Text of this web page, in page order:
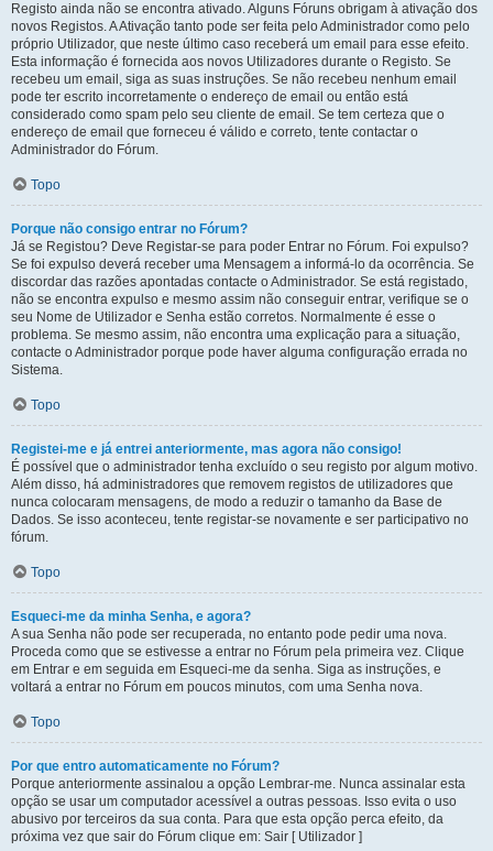
Registo ainda não se encontra ativado. Alguns Fóruns obrigam à ativação dos
novos Registos. A Ativação tanto pode ser feita pelo Administrador como pelo
próprio Utilizador, que neste último caso receberá um email para esse efeito.
Esta informação é fornecida aos novos Utilizadores durante o Registo. Se
recebeu um email, siga as suas instruções. Se não recebeu nenhum email
pode ter escrito incorretamente o endereço de email ou então está
considerado como spam pelo seu cliente de email. Se tem certeza que o
endereço de email que forneceu é válido e correto, tente contactar o
Administrador do Fórum.
Topo
Porque não consigo entrar no Fórum?
Já se Registou? Deve Registar-se para poder Entrar no Fórum. Foi expulso?
Se foi expulso deverá receber uma Mensagem a informá-lo da ocorrência. Se
discordar das razões apontadas contacte o Administrador. Se está registado,
não se encontra expulso e mesmo assim não conseguir entrar, verifique se o
seu Nome de Utilizador e Senha estão corretos. Normalmente é esse o
problema. Se mesmo assim, não encontra uma explicação para a situação,
contacte o Administrador porque pode haver alguma configuração errada no
Sistema.
Topo
Registei-me e já entrei anteriormente, mas agora não consigo!
É possível que o administrador tenha excluído o seu registo por algum motivo.
Além disso, há administradores que removem registos de utilizadores que
nunca colocaram mensagens, de modo a reduzir o tamanho da Base de
Dados. Se isso aconteceu, tente registar-se novamente e ser participativo no
fórum.
Topo
Esqueci-me da minha Senha, e agora?
A sua Senha não pode ser recuperada, no entanto pode pedir uma nova.
Proceda como que se estivesse a entrar no Fórum pela primeira vez. Clique
em Entrar e em seguida em Esqueci-me da senha. Siga as instruções, e
voltará a entrar no Fórum em poucos minutos, com uma Senha nova.
Topo
Por que entro automaticamente no Fórum?
Porque anteriormente assinalou a opção Lembrar-me. Nunca assinalar esta
opção se usar um computador acessível a outras pessoas. Isso evita o uso
abusivo por terceiros da sua conta. Para que esta opção perca efeito, da
próxima vez que sair do Fórum clique em: Sair [ Utilizador ]